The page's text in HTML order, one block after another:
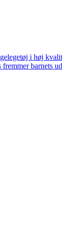
i høj
barnets